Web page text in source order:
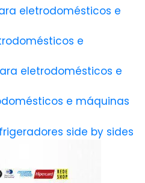
eletrodomésticos e
e
eletrodomésticos e
e máquinas
side by sides